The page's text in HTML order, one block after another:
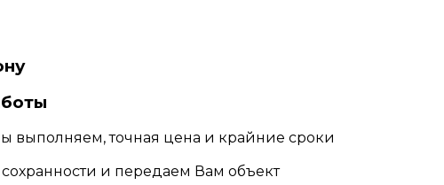
выполняем, точная цена и крайние сроки
и передаем Вам объект